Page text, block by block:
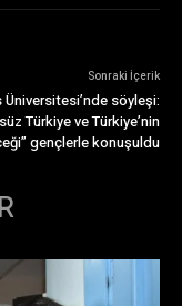
Sonraki İçerik
söyleşi:
Türkiye ve Türkiye’nin
gençlerle konuşuldu